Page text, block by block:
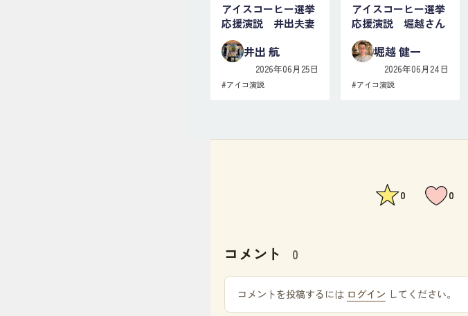
アイスコーヒー選挙
応援演説 井出夫妻
井出 航
2026年06月25日
#アイコ演説
アイスコーヒー選挙
応援演説 堀越さん
堀越 健一
2026年06月24日
#アイコ演説
0 0
コメント 0
コメントを投稿するには ログイン してください。